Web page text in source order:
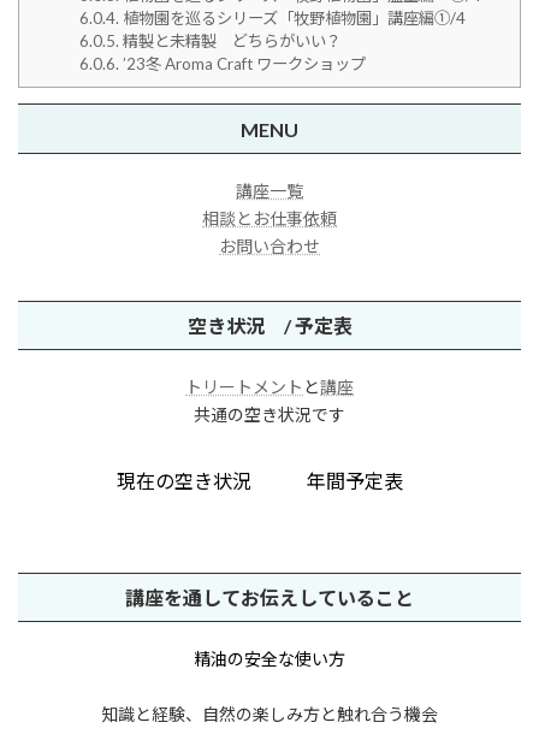
6.0.4. 植物園を巡るシリーズ「牧野植物園」講座編①/4
6.0.5. 精製と未精製 どちらがいい？
6.0.6. ’23冬 Aroma Craft ワークショップ
MENU
講座一覧
相談とお仕事依頼
お問い合わせ
空き状況 / 予定表
トリートメント と講座
共通の空き状況です
現在の空き状況 年間予定表
講座を通してお伝えしていること
精油の安全な使い方
知識と経験、自然の楽しみ方と触れ合う機会